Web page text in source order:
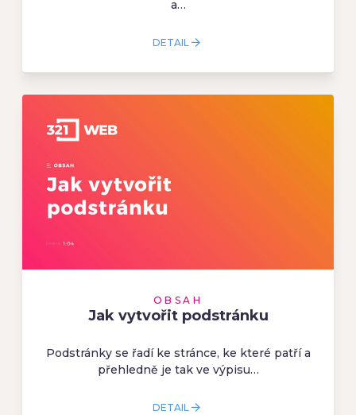
a…
DETAIL
OBSAH
Jak vytvořit podstránku
Podstránky se řadí ke stránce, ke které patří a
přehledně je tak ve výpisu…
DETAIL